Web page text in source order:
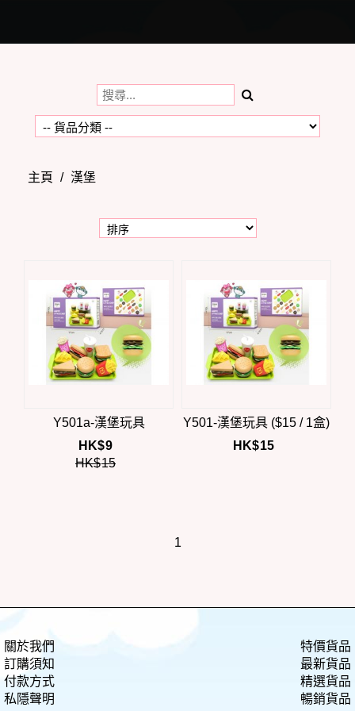
主頁 / 漢堡
Y501a-漢堡玩具
HK$9
HK$15
Y501-漢堡玩具 ($15 / 1盒)
HK$15
1
關於我們
訂購須知
付款方式
私隱聲明
特價貨品
最新貨品
精選貨品
暢銷貨品